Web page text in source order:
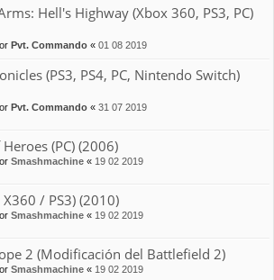
Hell's Highway (Xbox 360, PS3, PC)
Pvt. Commando « 01 08 2019
(PS3, PS4, PC, Nintendo Switch)
Pvt. Commando « 31 07 2019
(PC) (2006)
Smashmachine « 19 02 2019
X360 / PS3) (2010)
Smashmachine « 19 02 2019
2 (Modificación del Battlefield 2)
Smashmachine « 19 02 2019